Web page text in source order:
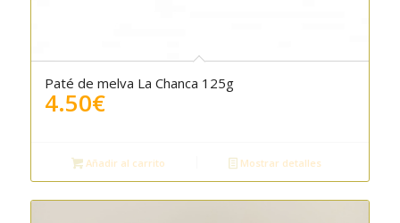
5.00
Paté de melva La Chanca 125g
4.50€
Añadir al carrito Mostrar detalles